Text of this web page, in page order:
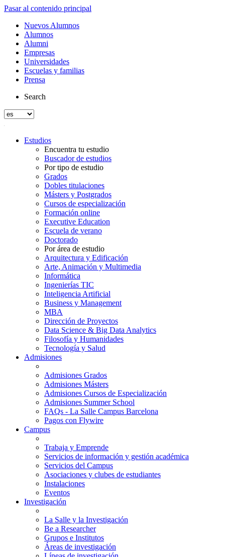
Pasar al contenido principal
Nuevos Alumnos
Alumnos
Alumni
Empresas
Universidades
Escuelas y familias
Prensa
Search
Estudios
Encuentra tu estudio
Buscador de estudios
Por tipo de estudio
Grados
Dobles titulaciones
Másters y Postgrados
Cursos de especialización
Formación online
Executive Education
Escuela de verano
Doctorado
Por área de estudio
Arquitectura y Edificación
Arte, Animación y Multimedia
Informática
Ingenierías TIC
Inteligencia Artificial
Business y Management
MBA
Dirección de Proyectos
Data Science & Big Data Analytics
Filosofía y Humanidades
Tecnología y Salud
Admisiones
Admisiones Grados
Admisiones Másters
Admisiones Cursos de Especialización
Admisiones Summer School
FAQs - La Salle Campus Barcelona
Pagos con Flywire
Campus
Trabaja y Emprende
Servicios de información y gestión académica
Servicios del Campus
Asociaciones y clubes de estudiantes
Instalaciones
Eventos
Investigación
La Salle y la Investigación
Be a Researcher
Grupos e Institutos
Áreas de investigación